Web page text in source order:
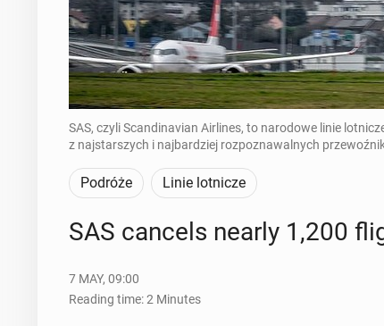
SAS, czyli Scandinavian Airlines, to narodowe linie
z najstarszych i najbardziej rozpoznawalnych
Podróże Linie lotnicze
SAS cancels nearly 1,200
7 MAY, 09:00
Reading time: 2 Minutes